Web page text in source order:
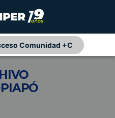
Comunidad +C